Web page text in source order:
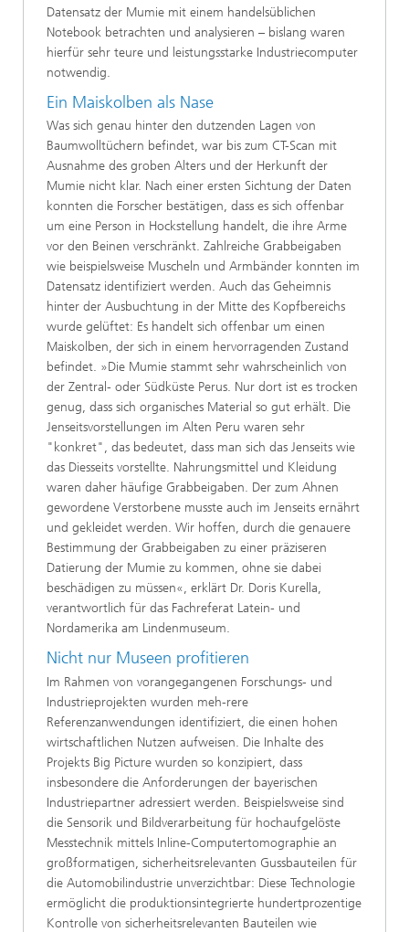
Datensatz der Mumie mit einem handelsüblichen
Notebook betrachten und analysieren – bislang waren
hierfür sehr teure und leistungsstarke Industriecomputer
notwendig.
Ein Maiskolben als Nase
Was sich genau hinter den dutzenden Lagen von
Baumwolltüchern befindet, war bis zum CT-Scan mit
Ausnahme des groben Alters und der Herkunft der
Mumie nicht klar. Nach einer ersten Sichtung der Daten
konnten die Forscher bestätigen, dass es sich offenbar
um eine Person in Hockstellung handelt, die ihre Arme
vor den Beinen verschränkt. Zahlreiche Grabbeigaben
wie beispielsweise Muscheln und Armbänder konnten im
Datensatz identifiziert werden. Auch das Geheimnis
hinter der Ausbuchtung in der Mitte des Kopfbereichs
wurde gelüftet: Es handelt sich offenbar um einen
Maiskolben, der sich in einem hervorragenden Zustand
befindet. »Die Mumie stammt sehr wahrscheinlich von
der Zentral- oder Südküste Perus. Nur dort ist es trocken
genug, dass sich organisches Material so gut erhält. Die
Jenseitsvorstellungen im Alten Peru waren sehr
"konkret", das bedeutet, dass man sich das Jenseits wie
das Diesseits vorstellte. Nahrungsmittel und Kleidung
waren daher häufige Grabbeigaben. Der zum Ahnen
gewordene Verstorbene musste auch im Jenseits ernährt
und gekleidet werden. Wir hoffen, durch die genauere
Bestimmung der Grabbeigaben zu einer präziseren
Datierung der Mumie zu kommen, ohne sie dabei
beschädigen zu müssen«, erklärt Dr. Doris Kurella,
verantwortlich für das Fachreferat Latein- und
Nordamerika am Lindenmuseum.
Nicht nur Museen profitieren
Im Rahmen von vorangegangenen Forschungs- und
Industrieprojekten wurden meh-rere
Referenzanwendungen identifiziert, die einen hohen
wirtschaftlichen Nutzen aufweisen. Die Inhalte des
Projekts Big Picture wurden so konzipiert, dass
insbesondere die Anforderungen der bayerischen
Industriepartner adressiert werden. Beispielsweise sind
die Sensorik und Bildverarbeitung für hochaufgelöste
Messtechnik mittels Inline-Computertomographie an
großformatigen, sicherheitsrelevanten Gussbauteilen für
die Automobilindustrie unverzichtbar: Diese Technologie
ermöglicht die produktionsintegrierte hundertprozentige
Kontrolle von sicherheitsrelevanten Bauteilen wie